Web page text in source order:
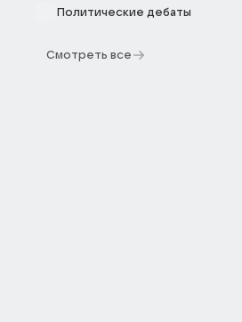
Политические дебаты
Смотреть все